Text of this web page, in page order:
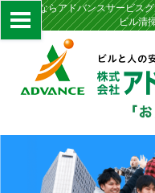
定期清掃ならアドバンスサービス
ビル清